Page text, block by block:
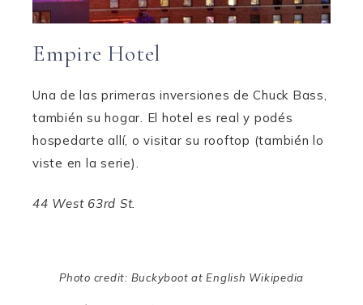
Empire Hotel
Una de las primeras inversiones de Chuck Bass,
también su hogar. El hotel es real y podés
hospedarte allí, o visitar su rooftop (también lo
viste en la serie).
44 West 63rd St.
Photo credit: Buckyboot at English Wikipedia